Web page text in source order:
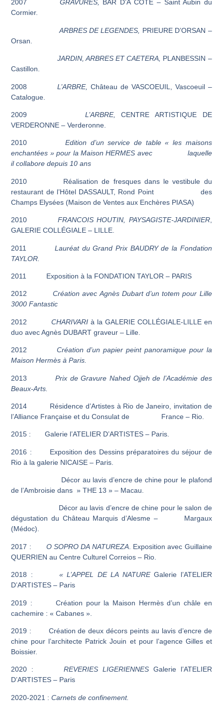
2007 GRAVURES, BAR D’À COTE – Saint Aubin du
Cormier.
ARBRES DE LEGENDES, PRIEURE D’ORSAN –
Orsan.
JARDIN, ARBRES ET CAETERA, PLANBESSIN –
Castillon.
2008 L’ARBRE, Château de VASCOEUIL, Vascoeuil –
Catalogue.
2009 L’ARBRE,CENTRE ARTISTIQUE DE
VERDERONNE – Verderonne.
2010 Edition d’un service de table « les maisons
enchantées » pour la Maison HERMES avec laquelle
il collabore depuis 10 ans
2010 Réalisation de fresques dans le vestibule du
restaurant de l’Hôtel DASSAULT, Rond Point des
Champs Elysées (Maison de Ventes aux Enchères PIASA)
2010FRANCOIS HOUTIN, PAYSAGISTE-JARDINIER,
GALERIE COLLÉGIALE – LILLE.
2011 Lauréat du Grand Prix BAUDRY de la Fondation
TAYLOR.
2011 Exposition à la FONDATION TAYLOR – PARIS
2012Création avec Agnès Dubart d’un totem pour Lille
3000 Fantastic
2012CHARIVARI à la GALERIE COLLÉGIALE-LILLE en
duo avec Agnès DUBART graveur – Lille.
2012 Création d’un papier peint panoramique pour la
Maison Hermès à Paris.
2013 Prix de Gravure Nahed Ojjeh de l’Académie des
Beaux-Arts.
2014 Résidence d’Artistes à Rio de Janeiro, invitation de
l’Alliance Française et du Consulat de France – Rio.
2015 : Galerie l’ATELIER D’ARTISTES – Paris.
2016 : Exposition des Dessins préparatoires du séjour de
Rio à la galerie NICAISE – Paris.
Décor au lavis d’encre de chine pour le plafond
de l’Ambroisie dans » THE 13 » – Macau.
Décor au lavis d’encre de chine pour le salon de
dégustation du Château Marquis d’Alesme – Margaux
(Médoc).
2017 : O SOPRO DA NATUREZA. Exposition avec Guillaine
QUERRIEN au Centre Culturel Correios – Rio.
2018 : « L’APPEL DE LA NATUREGalerie l’ATELIER
D’ARTISTES – Paris
2019 : Création pour la Maison Hermès d’un châle en
cachemire : « Cabanes ».
2019 : Création de deux décors peints au lavis d’encre de
chine pour l’architecte Patrick Jouin et pour l’agence Gilles et
Boissier.
2020 :REVERIES LIGERIENNES Galerie l’ATELIER
D’ARTISTES – Paris
2020-2021 :Carnets de confinement.